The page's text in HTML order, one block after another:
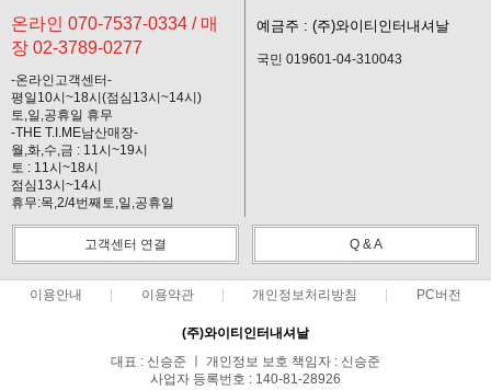
온라인 070-7537-0334 / 매
장 02-3789-0277
-온라인고객센터-
평일10시~18시(점심13시~14시)
토,일,공휴일 휴무
-THE T.I.ME남산매장-
월,화,수,금 : 11시~19시
토 : 11시~18시
점심13시~14시
휴무:목,2/4번째토,일,공휴일
예금주 : (주)와이티인터내셔날
국민 019601-04-310043
고객센터 연결 Q & A
이용안내 이용약관 개인정보처리방침 PC버전
(주)와이티인터내셔날
대표 : 신승준 ㅣ 개인정보 보호 책임자 : 신승준
사업자 등록번호 : 140-81-28926